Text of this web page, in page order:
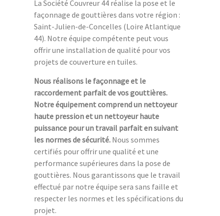
La Société Couvreur 44 réalise la pose et le
façonnage de gouttières dans votre région :
Saint-Julien-de-Concelles (Loire Atlantique
44). Notre équipe compétente peut vous
offrir une installation de qualité pour vos
projets de couverture en tuiles.
Nous réalisons le façonnage et le
raccordement parfait de vos gouttières.
Notre équipement comprend un nettoyeur
haute pression et un nettoyeur haute
puissance pour un travail parfait en suivant
les normes de sécurité. Nous sommes
certifiés pour offrir une qualité et une
performance supérieures dans la pose de
gouttières. Nous garantissons que le travail
effectué par notre équipe sera sans faille et
respecter les normes et les spécifications du
projet.